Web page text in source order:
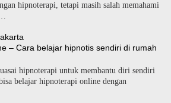
hipnoterapi, tetapi masih salah memahami
– Cara belajar hipnotis sendiri di rumah
hipnoterapi untuk membantu diri sendiri
belajar hipnoterapi online dengan